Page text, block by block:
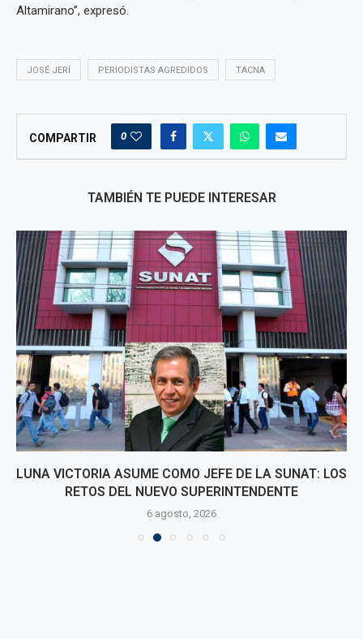
Altamirano”, expresó.
JOSÉ JERÍ PERIODISTAS AGREDIDOS TACNA
COMPARTIR 0
TAMBIÉN TE PUEDE INTERESAR
LUNA VICTORIA ASUME COMO JEFE DE LA SUNAT: LOS
RETOS DEL NUEVO SUPERINTENDENTE
6 agosto, 2026